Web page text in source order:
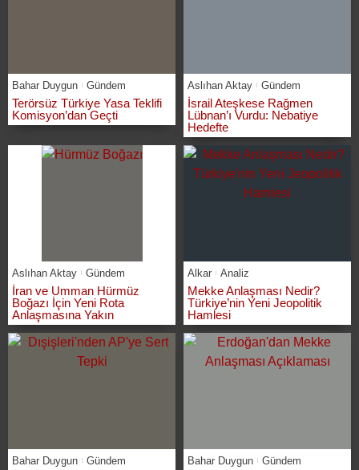
Bahar Duygun Gündem
Terörsüz Türkiye Yasa Teklifi
Komisyon’dan Geçti
Aslıhan Aktay Gündem
İsrail Ateşkese Rağmen
Lübnan’ı Vurdu: Nebatiye
Hedefte
Aslıhan Aktay Gündem
İran ve Umman Hürmüz
Boğazı İçin Yeni Rota
Anlaşmasına Yakın
Alkar Analiz
Mekke Anlaşması Nedir?
Türkiye’nin Yeni Jeopolitik
Hamlesi
Bahar Duygun Gündem Bahar Duygun Gündem